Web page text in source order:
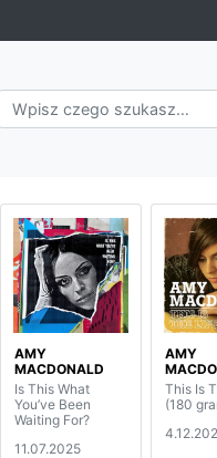
AMY
MACDONALD
Is This What
You’ve Been
Waiting For?
11.07.2025
AMY
This Is
(180